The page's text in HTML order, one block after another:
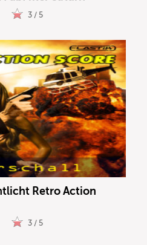
3 / 5
Retro Action
3 / 5